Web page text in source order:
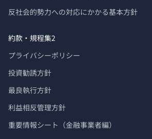
反社会的勢力への対応にかかる基本方針
約款・規程集2
プライバシーポリシー
投資勧誘方針
最良執行方針
利益相反管理方針
重要情報シート（金融事業者編）